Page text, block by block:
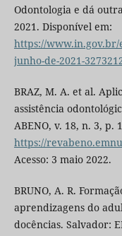
Odontologia e dá
2021. Disponível em:
https://www.in.gov.br/
junho-de-2021-
BRAZ, M. A. et al.
assistência
ABENO, v. 18, n. 3, p.
https://
Acesso: 3 maio 2022.
BRUNO, A. R.
aprendizagens do
docências. Salvador: